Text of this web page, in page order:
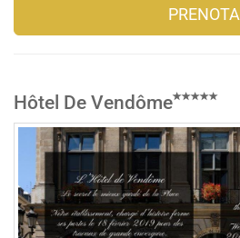
PRENOTA
Hôtel De Vendôme